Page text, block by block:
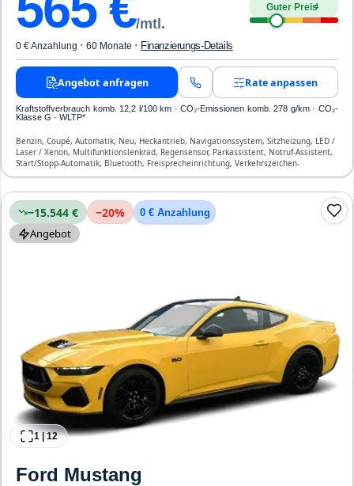
/mtl.
Guter Preis4
0 € Anzahlung · 60 Monate · Finanzierungs-Details
Angebot anfragen Rate anpassen
Kraftstoffverbrauch komb. 12,2 l/100 km · CO₂-Emissionen komb. 278 g/km · CO₂-
Klasse G · WLTP*
Benzin, Coupé, Automatik, Neu, Heckantrieb, Navigationssystem, Sitzheizung, LED /
Laser / Xenon, Multifunktionslenkrad, Regensensor, Parkassistent, Notruf-Assistent,
Start/Stopp-Automatik, Bluetooth, Freisprecheinrichtung, Verkehrszeichen-
Erkennung, ESP, ABS, Klimatisierung, Front-, Seiten- und weitere Airbags
−15.544 € −20% 0 € Anzahlung
Angebot
1 |12
Ford Mustang